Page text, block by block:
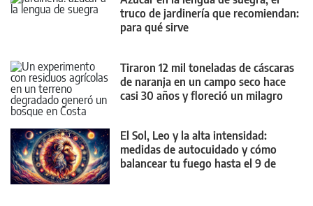
truco de jardinería que recomiendan:
para qué sirve
Tiraron 12 mil toneladas de cáscaras
de naranja en un campo seco hace
casi 30 años y floreció un milagro
El Sol, Leo y la alta intensidad:
medidas de autocuidado y cómo
balancear tu fuego hasta el 9 de